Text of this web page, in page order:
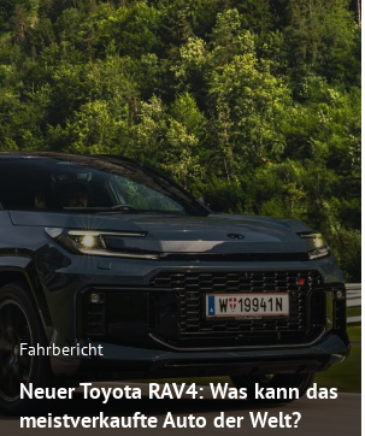
Fahrbericht
Neuer Toyota RAV4: Was kann das
meistverkaufte Auto der Welt?